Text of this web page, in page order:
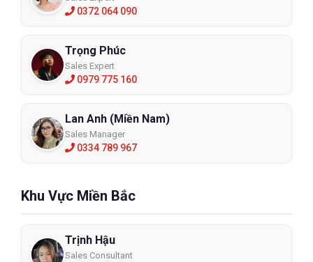
0372 064 090
Trọng Phúc
Sales Expert
0979 775 160
Lan Anh (Miền Nam)
Sales Manager
0334 789 967
Khu Vực Miền Bắc
Trịnh Hậu
Sales Consultant